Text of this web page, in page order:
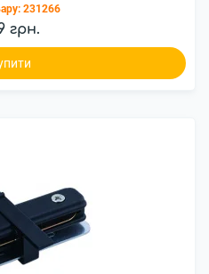
231266
грн.